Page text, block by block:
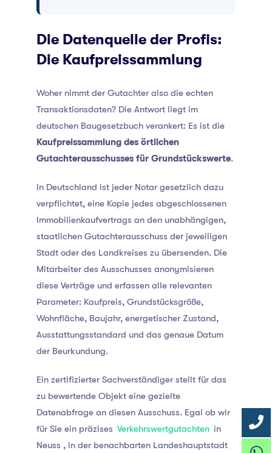
Die Datenquelle der Profis:
Die Kaufpreissammlung
Woher nimmt der Gutachter also die echten
Transaktionsdaten? Die Antwort liegt im
deutschen Baugesetzbuch verankert: Es ist die
Kaufpreissammlung des örtlichen
Gutachterausschusses für Grundstückswerte.
In Deutschland ist jeder Notar gesetzlich dazu
verpflichtet, eine Kopie jedes abgeschlossenen
Immobilienkaufvertrags an den unabhängigen,
staatlichen Gutachterausschuss der jeweiligen
Stadt oder des Landkreises zu übersenden. Die
Mitarbeiter des Ausschusses anonymisieren
diese Verträge und erfassen alle relevanten
Parameter: Kaufpreis, Grundstücksgröße,
Wohnfläche, Baujahr, energetischer Zustand,
Ausstattungsstandard und das genaue Datum
der Beurkundung.
Ein zertifizierter Sachverständiger stellt für das
zu bewertende Objekt eine gezielte
Datenabfrage an diesen Ausschuss. Egal ob wir
für Sie ein präzises Verkehrswertgutachten in
Neuss , in der benachbarten Landeshauptstadt